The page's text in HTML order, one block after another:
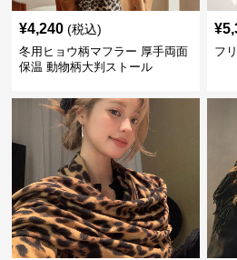
¥4,240 (税込)
冬用ヒョウ柄マフラー 厚手両面
保温 動物柄大判ストール
¥
フ